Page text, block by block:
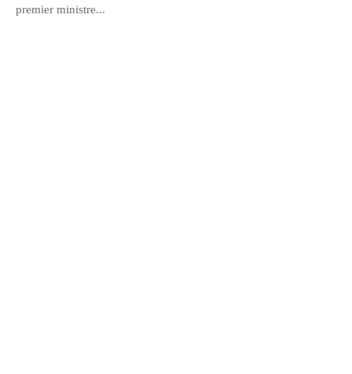
premier ministre...